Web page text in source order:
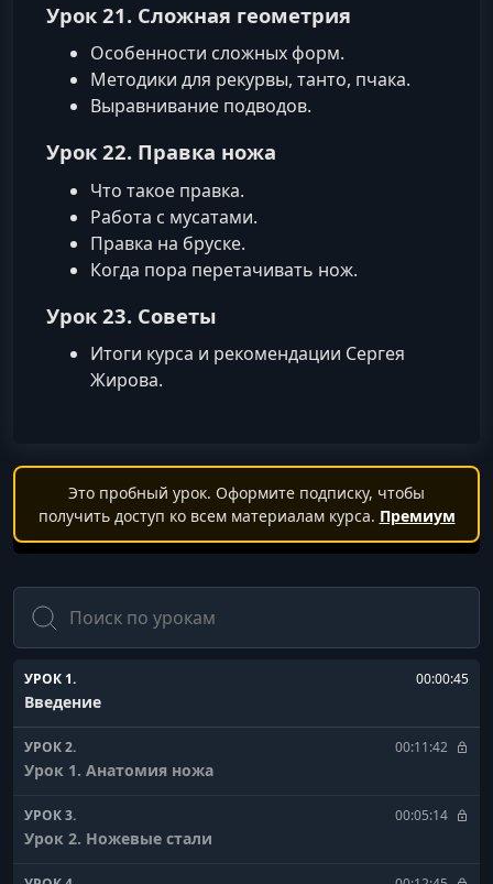
Урок 21. Сложная геометрия
Особенности сложных форм.
Методики для рекурвы, танто, пчака.
Выравнивание подводов.
Урок 22. Правка ножа
Что такое правка.
Работа с мусатами.
Правка на бруске.
Когда пора перетачивать нож.
Урок 23. Советы
Итоги курса и рекомендации Сергея
Жирова.
Это пробный урок. Оформите подписку, чтобы
получить доступ ко всем материалам курса. Премиум
Поиск
УРОК 1. 00:00:45
Введение
УРОК 2. 00:11:42
Урок 1. Анатомия ножа
УРОК 3. 00:05:14
Урок 2. Ножевые стали